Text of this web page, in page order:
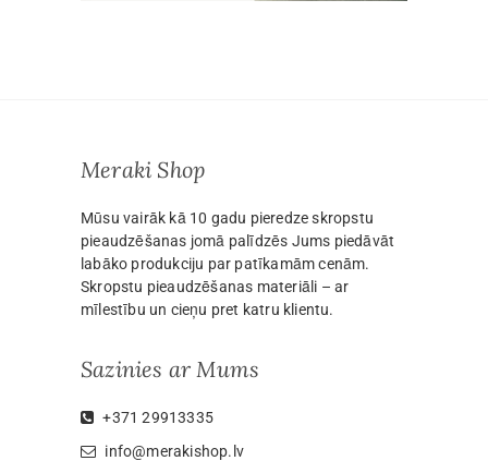
Meraki Shop
Mūsu vairāk kā 10 gadu pieredze skropstu
pieaudzēšanas jomā palīdzēs Jums piedāvāt
labāko produkciju par patīkamām cenām.
Skropstu pieaudzēšanas materiāli – ar
mīlestību un cieņu pret katru klientu.
Sazinies ar Mums
+371 29913335
info@merakishop.lv